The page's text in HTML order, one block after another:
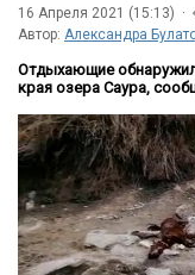
16 Апреля 2021 (15:13) ·
Автор: Александра
Отдыхающие
края озера Саура,